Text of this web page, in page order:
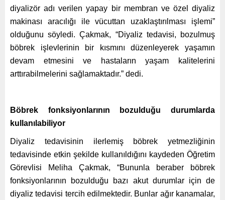
diyalizör adı verilen yapay bir membran ve özel diyaliz
makinası aracılığı ile vücuttan uzaklaştırılması işlemi”
olduğunu söyledi. Çakmak, “Diyaliz tedavisi, bozulmuş
böbrek işlevlerinin bir kısmını düzenleyerek yaşamın
devam etmesini ve hastaların yaşam kalitelerini
arttırabilmelerini sağlamaktadır.” dedi.
Böbrek fonksiyonlarının bozulduğu durumlarda
kullanılabiliyor
Diyaliz tedavisinin ilerlemiş böbrek yetmezliğinin
tedavisinde etkin şekilde kullanıldığını kaydeden Öğretim
Görevlisi Meliha Çakmak, “Bununla beraber böbrek
fonksiyonlarının bozulduğu bazı akut durumlar için de
diyaliz tedavisi tercih edilmektedir. Bunlar ağır kanamalar,